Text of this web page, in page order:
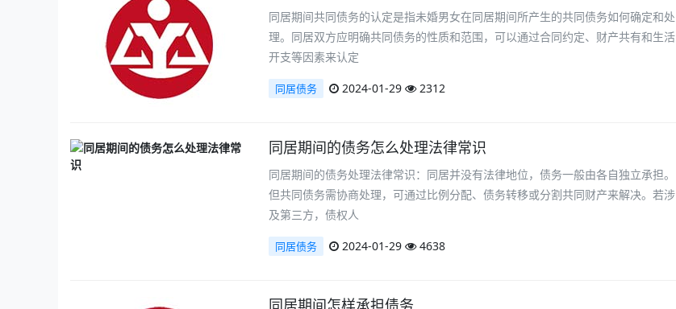
同居期间共同债务的认定是指未婚男女在同居期间所产生的共同债务如何确定和处
理。同居双方应明确共同债务的性质和范围，可以通过合同约定、财产共有和生活
开支等因素来认定
同居债务 2024-01-29 2312
同居期间的债务怎么处理法律常识
同居期间的债务处理法律常识：同居并没有法律地位，债务一般由各自独立承担。
但共同债务需协商处理，可通过比例分配、债务转移或分割共同财产来解决。若涉
及第三方，债权人
同居债务 2024-01-29 4638
同居期间怎样承担债务